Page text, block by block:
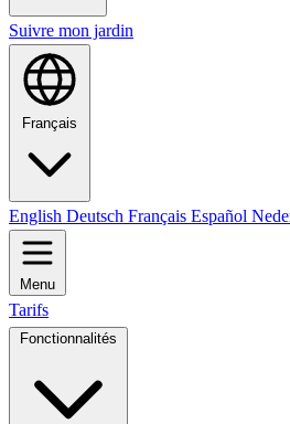
Suivre mon jardin
Français
English Deutsch Français Español
Menu
Tarifs
Fonctionnalités